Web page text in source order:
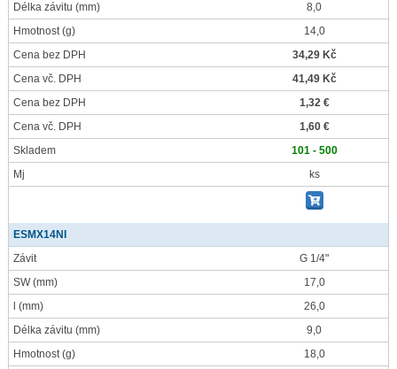
Délka závitu (mm)
8,0
Hmotnost(g)
14,0
Cena bez DPH
34,29 Kč
Cena vč. DPH
41,49 Kč
Cena bez DPH
1,32 €
Cena vč. DPH
1,60 €
Skladem
101 - 500
Mj
ks
ESMX14NI
Závit
G 1/4"
SW(mm)
17,0
(mm)
26,0
Délka závitu (mm)
9,0
Hmotnost(g)
18,0